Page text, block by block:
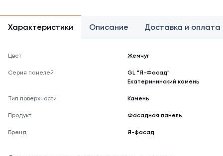
Характеристики Описание Доставка и оплата
Цвет Жемчуг
Серия панелей
GL "Я-Фасад"
Екатерининский камень
Тип поверхности Камень
Продукт Фасадная панель
Бренд Я-фасад